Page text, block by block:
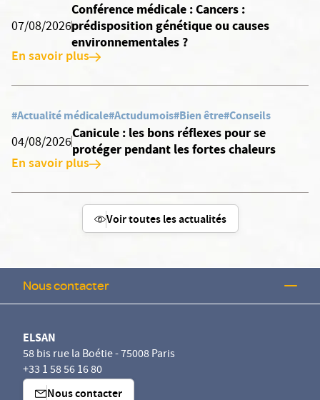
07/08/2026
Conférence médicale : Cancers :
prédisposition génétique ou causes
environnementales ?
En savoir plus
#Actualité médicale#Actudumois#Bien être#Conseils
04/08/2026
Canicule : les bons réflexes pour se
protéger pendant les fortes chaleurs
En savoir plus
Voir toutes les actualités
Nous contacter
ELSAN
58 bis rue la Boétie - 75008 Paris
+33 1 58 56 16 80
Nous contacter